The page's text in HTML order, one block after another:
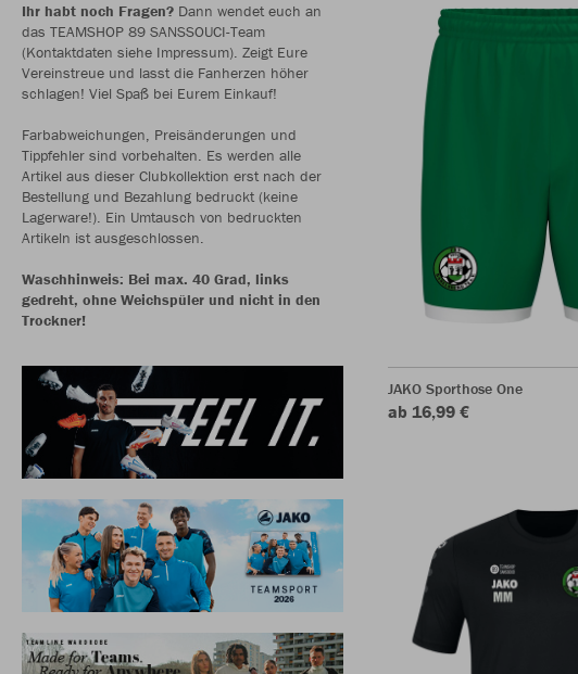
Ihr habt noch Fragen? Dann wendet euch an
das TEAMSHOP 89 SANSSOUCI-Team
(Kontaktdaten siehe Impressum). Zeigt Eure
Vereinstreue und lasst die Fanherzen höher
schlagen! Viel Spaß bei Eurem Einkauf!
Farbabweichungen, Preisänderungen und
Tippfehler sind vorbehalten. Es werden alle
Artikel aus dieser Clubkollektion erst nach der
Bestellung und Bezahlung bedruckt (keine
Lagerware!). Ein Umtausch von bedruckten
Artikeln ist ausgeschlossen.
Waschhinweis: Bei max. 40 Grad, links
gedreht, ohne Weichspüler und nicht in den
Trockner!
JAKO Sporthose One
ab 16,99 €